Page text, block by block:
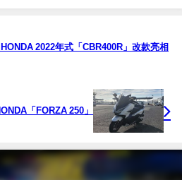
2022年式「CBR400R」改款亮相
「FORZA 250」